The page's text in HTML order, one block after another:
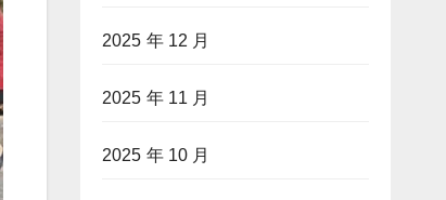
2025 年 12 月
2025 年 11 月
2025 年 10 月